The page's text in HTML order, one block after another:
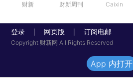
财新 财新周刊 Caixin
登录 网页版 订阅电邮
Copyright 财新网 All Rights Reserved
App 内打开